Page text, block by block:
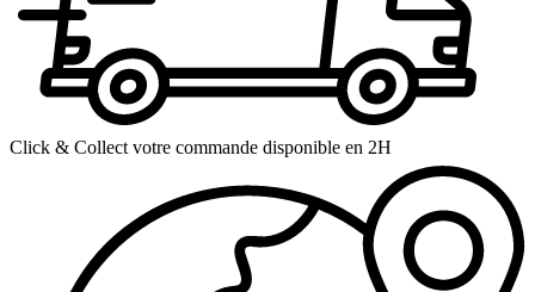
Click & Collect votre commande disponible en 2H